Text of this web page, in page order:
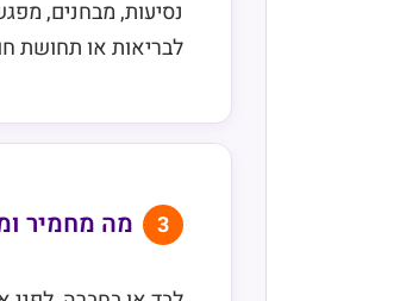
נסיעות, מבחנים,
לבריאות או תחושת
3 מה מחמיר